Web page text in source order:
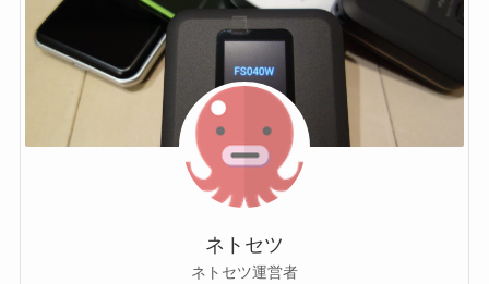
ネトセツ
ネトセツ運営者